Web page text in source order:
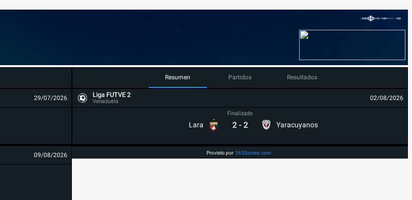
29/07/2026
09/08/2026
Resumen Partidos Resultados
Liga FUTVE 2
Venezuela 02/08/2026
Lara
Finalizado
2 - 2 Yaracuyanos
Provisto por 365Scores.com